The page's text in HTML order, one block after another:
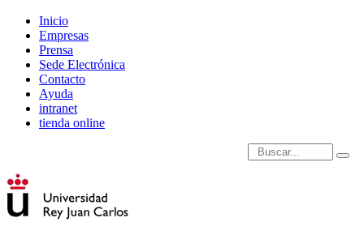
Inicio
Empresas
Prensa
Sede Electrónica
Contacto
Ayuda
intranet
tienda online
Introduce términos de